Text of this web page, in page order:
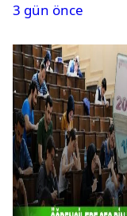
alınacak
3 gün önce